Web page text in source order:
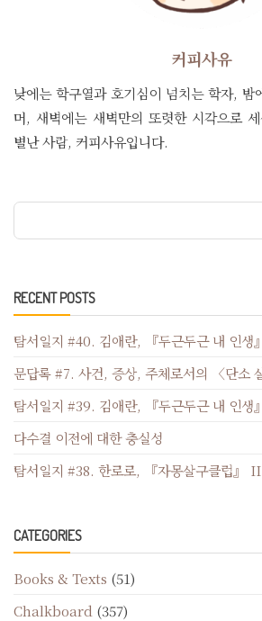
커피사유
낮에는 학구열과 호기심이 넘치는 학자, 밤
머, 새벽에는 새벽만의 또렷한 시각으로
별난 사람, 커피사유입니다.
RECENT POSTS
탐서일지 #40. 김애란, 『두근두근 내 인생
문답록 #7. 사건, 증상, 주체로서의 〈단소
탐서일지 #39. 김애란, 『두근두근 내 인생
다수결 이전에 대한 충실성
탐서일지 #38. 한로로, 『자몽살구클럽』 II
CATEGORIES
Books & Texts (51)
Chalkboard (357)